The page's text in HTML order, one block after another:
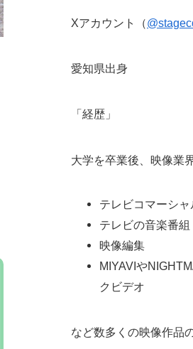
Xアカウント（
愛知県出身
「経歴」
大学を卒業後、映像業
テレビコマーシャ
テレビの音楽番組
映像編集
MIYAVIや
クビデオ
など数多くの映像作品